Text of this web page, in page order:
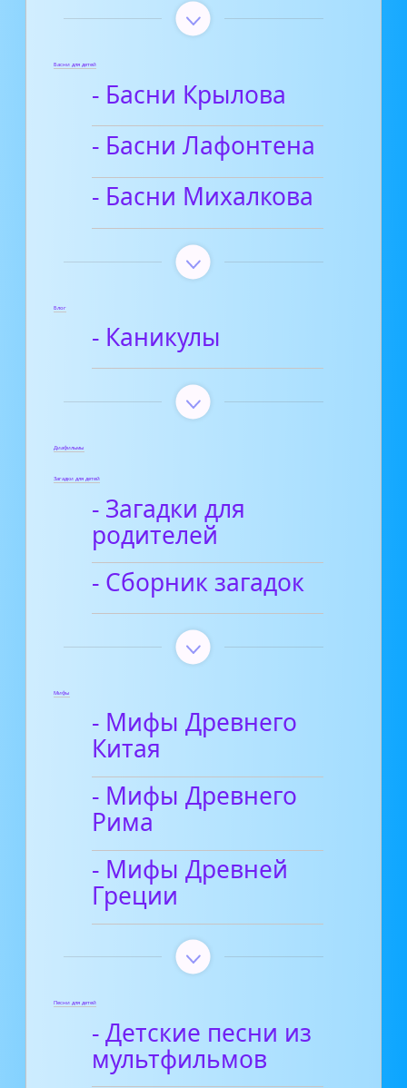
Басни для детей
- Басни Крылова
- Басни Лафонтена
- Басни Михалкова
Блог
- Каникулы
Диафильмы
Загадки для детей
- Загадки для
родителей
- Сборник загадок
Мифы
- Мифы Древнего
Китая
- Мифы Древнего
Рима
- Мифы Древней
Греции
Песни для детей
- Детские песни из
мультфильмов